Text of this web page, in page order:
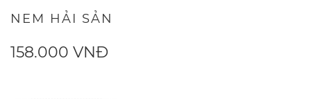
NEM HẢI SẢN
158.000 VNĐ